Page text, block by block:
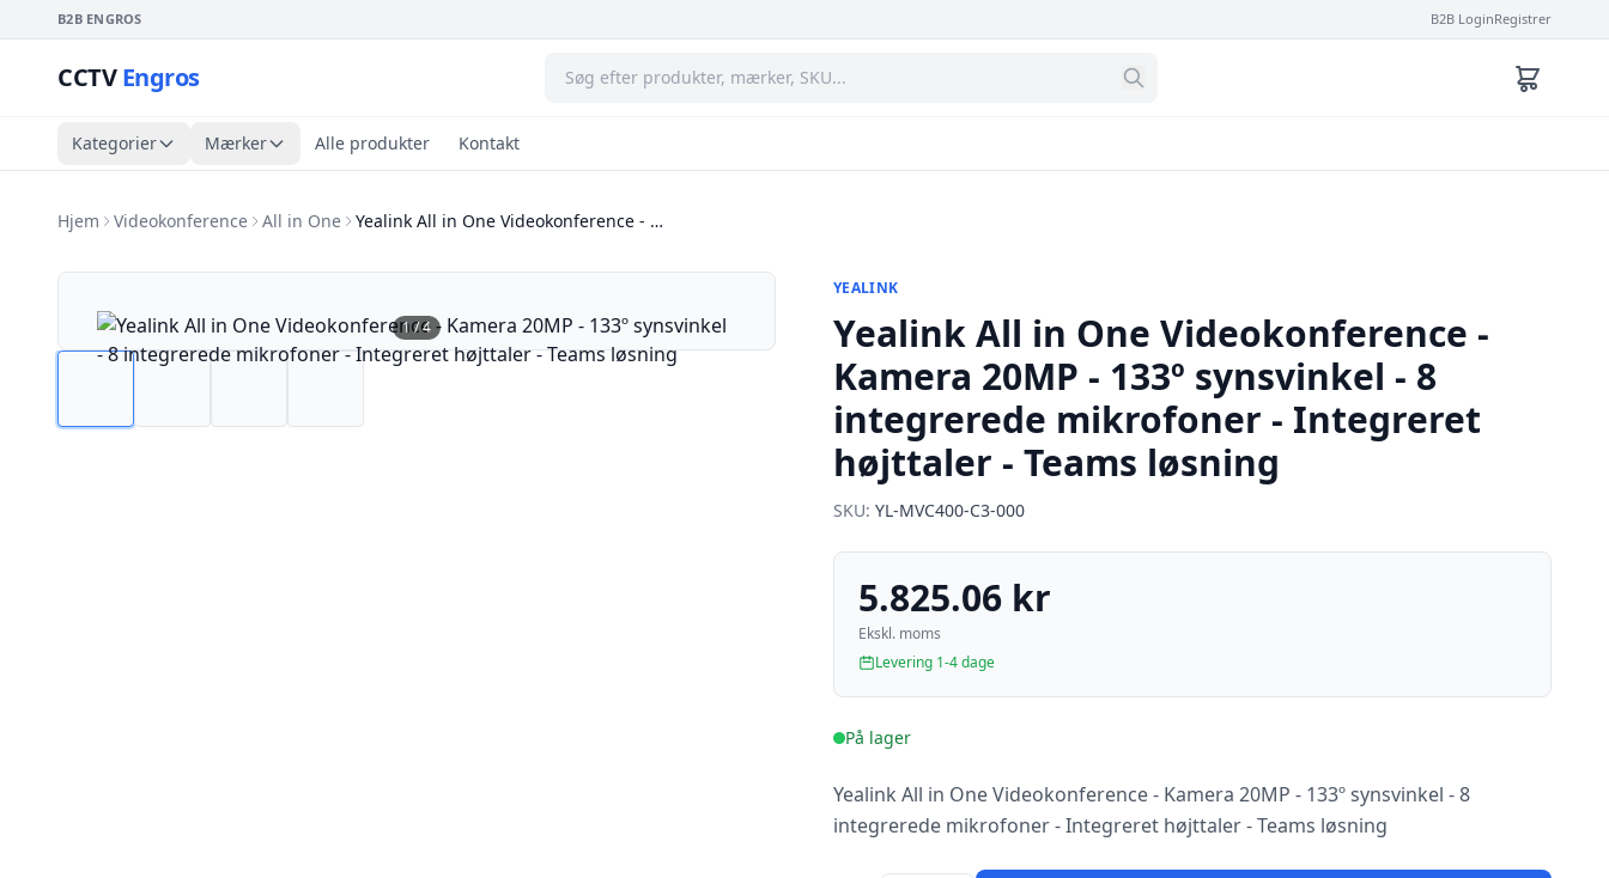
B2B ENGROS B2B LoginRegistrer
CCTVEngros
Kategorier Mærker Alle produkter Kontakt
Hjem Videokonference All in One Yealink All in One Videokonference - …
1/4
YEALINK
Yealink All in One Videokonference -
Kamera 20MP - 133º synsvinkel - 8
integrerede mikrofoner - Integreret
højttaler - Teams løsning
SKU: YL-MVC400-C3-000
5.825.06 kr
Ekskl. moms
Levering 1-4 dage
På lager
Yealink All in One Videokonference - Kamera 20MP - 133º synsvinkel - 8
integrerede mikrofoner - Integreret højttaler - Teams løsning